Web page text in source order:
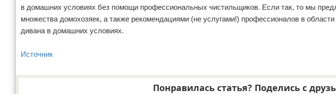
в домашних условиях без помощи профессиональных чистильщиков. Если так, то мы
множества домохозяек, а также рекомендациями (не услугами!) профессионалов в
дивана в домашних условиях.
Источник
Понравилась статья? Поделись с